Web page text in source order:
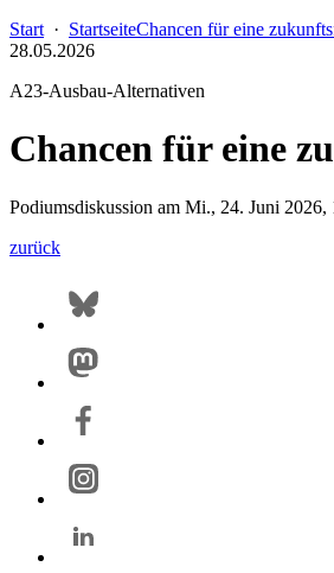
Start · StartseiteChancen für eine
28.05.2026
A23-Ausbau-Alternativen
Chancen für eine
Podiumsdiskussion am Mi., 24. Juni 2026,
zurück